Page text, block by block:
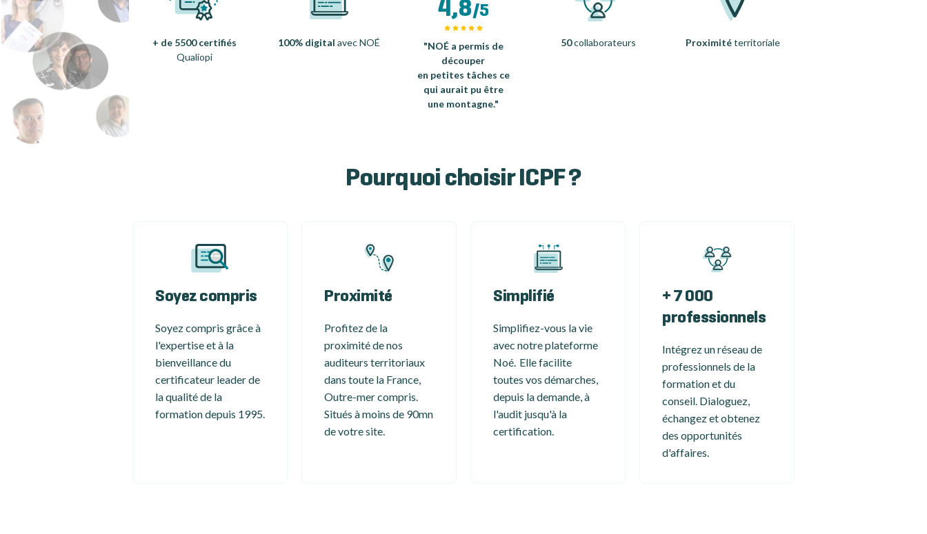
+ de 5500 certifiés
Qualiopi
100% digital avec NOÉ
4,8/5
"NOÉ a permis de
découper
en petites tâches ce
qui aurait pu être
une montagne."
50collaborateurs Proximitéterritoriale
Pourquoi choisir ICPF ?
Soyez compris
Soyez compris grâce à
l'expertise et à la
bienveillance du
certificateur leader de
la qualité de la
formation depuis 1995.
Proximité
Profitez de la
proximité de nos
auditeurs territoriaux
dans toute la France,
Outre-mer compris.
Situés à moins de 90mn
de votre site.
Simplifié
Simplifiez-vous la vie
avec notre plateforme
Noé. Elle facilite
toutes vos démarches,
depuis la demande, à
l'audit jusqu'à la
certification.
+ 7 000
professionnels
Intégrez un réseau de
professionnels de la
formation et du
conseil. Dialoguez,
échangez et obtenez
des opportunités
d'affaires.